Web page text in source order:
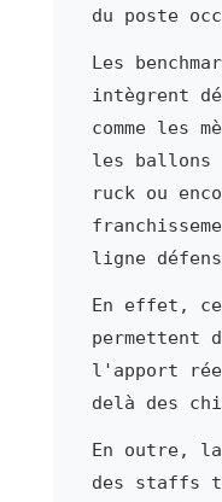
du poste
Les
intègrent
comme les
les ballons
ruck ou
ligne
En effet,
permettent
l'apport
delà des
En outre,
des staffs